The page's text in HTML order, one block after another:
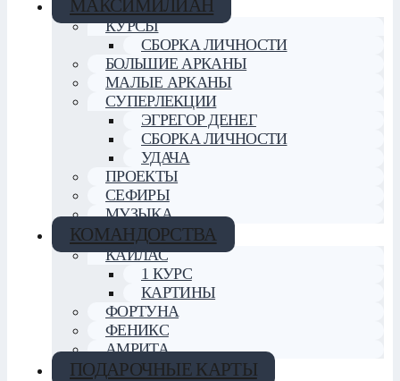
МАКСИМИЛИАН
КУРСЫ
СБОРКА ЛИЧНОСТИ
БОЛЬШИЕ АРКАНЫ
МАЛЫЕ АРКАНЫ
СУПЕРЛЕКЦИИ
ЭГРЕГОР ДЕНЕГ
СБОРКА ЛИЧНОСТИ
УДАЧА
ПРОЕКТЫ
СЕФИРЫ
МУЗЫКА
КОМАНДОРСТВА
КАЙЛАС
1 КУРС
КАРТИНЫ
ФОРТУНА
ФЕНИКС
АМРИТА
ПОДАРОЧНЫЕ КАРТЫ